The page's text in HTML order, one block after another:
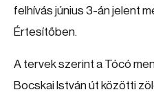
felhívás június 3-án jelent
Értesítőben.
A tervek szerint a Tócó
Bocskai István út közötti